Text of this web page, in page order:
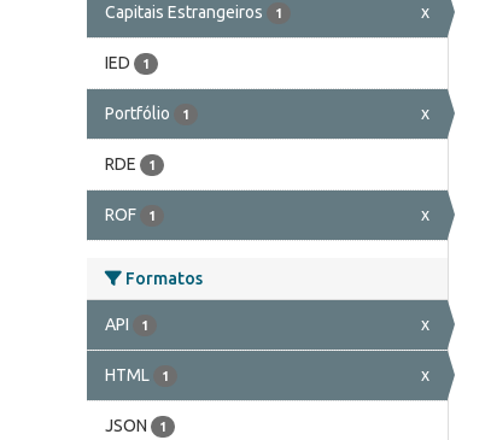
Capitais Estrangeiros 1 x
IED 1
Portfólio 1 x
RDE 1
ROF 1 x
Formatos
API 1 x
HTML 1 x
JSON 1